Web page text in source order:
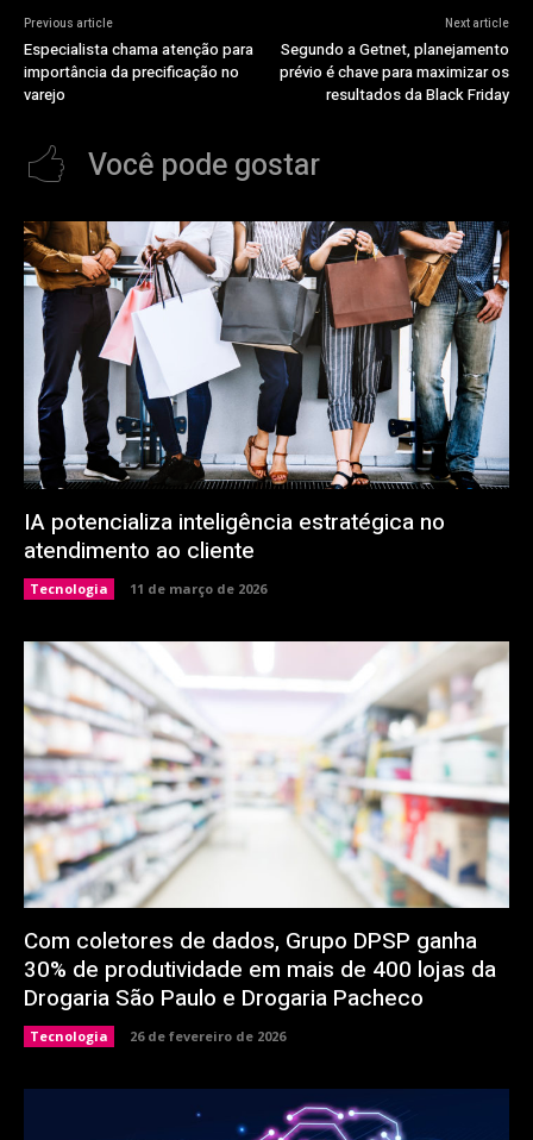
Previous article
Especialista chama atenção para
importância da precificação no
varejo
Next article
Segundo a Getnet, planejamento
prévio é chave para maximizar os
resultados da Black Friday
Você pode gostar
IA potencializa inteligência estratégica no
atendimento ao cliente
Tecnologia 11 de março de 2026
Com coletores de dados, Grupo DPSP ganha
30% de produtividade em mais de 400 lojas da
Drogaria São Paulo e Drogaria Pacheco
Tecnologia 26 de fevereiro de 2026